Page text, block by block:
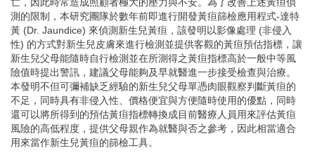
測的限制，本研究團隊於數年前即進行開發黃疸篩檢應用程式-達特
黃 (Dr. Jaundice) 來偵測新生兒黃疸，該發明以影像處理 (非侵入
性) 的方式對新生兒皮膚來進行檢測並提供客觀的黃疸預估指標，讓
新生兒父母能隨時自行檢測並在所測得之黃疸指標高於一般中等風
險值時提出警訊，建議父母能夠及早就醫進一步接受檢查與治療。
本發明不但可彌補缺乏經驗的新生兒父母單憑肉眼觀察判斷黃疸的
不足，同時具有非侵入性、價格便宜與方便隨時使用的優點，同時
還可以將所得到的預估黃疸指標轉換成目前醫療人員用來評估黃疸
風險的高低程度，提供父母親作為就醫與否之參考，因此相當適合
用來當作新生兒黃疸的篩檢工具。